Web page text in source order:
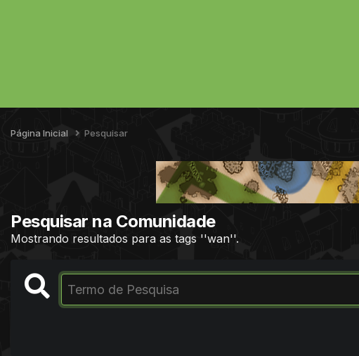
Página Inicial Pesquisar
Pesquisar na Comunidade
Mostrando resultados para as tags ''wan''.